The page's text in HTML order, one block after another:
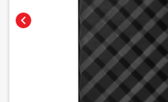
chevron_left